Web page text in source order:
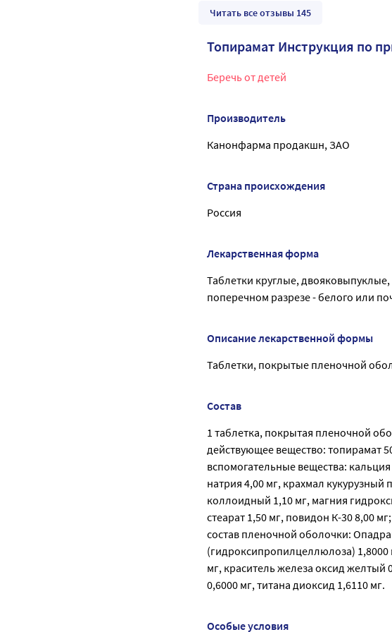
Читать все отзывы 145
Топирамат Инструкция по
Беречь от детей
Производитель
Канонфарма продакшн, ЗАО
Страна происхождения
Россия
Лекарственная форма
Таблетки круглые,
поперечном разрезе - белого или
Описание лекарственной формы
Таблетки, покрытые пленочной
Состав
1 таблетка, покрытая пленочной
действующее вещество: топирамат
вспомогательные вещества:
натрия 4,00 мг, крахмал
коллоидный 1,10 мг, магния
стеарат 1,50 мг, повидон К-30 8,00 мг;
состав пленочной оболочки:
(гидроксипропилцеллюлоза)
мг, краситель железа оксид желтый
0,6000 мг, титана диоксид 1,6110 мг.
Особые условия